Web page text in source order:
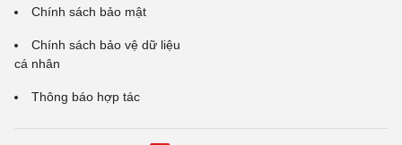
Chính sách bảo mật
Chính sách bảo vệ dữ liệu
cá nhân
Thông báo hợp tác